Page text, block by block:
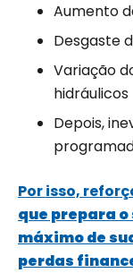
Aumento
Desgaste
Variação
hidráulicos
Depois,
Por isso,
que prepara
máximo de
perdas